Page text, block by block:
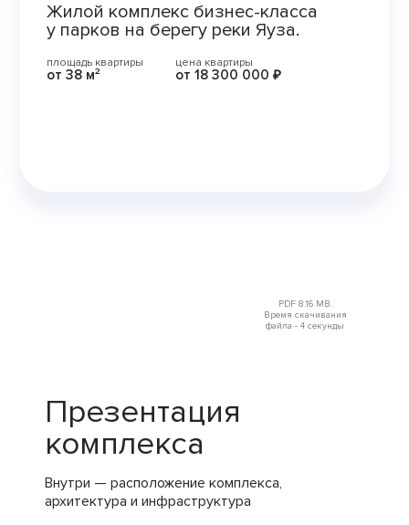
Жилой комплекс бизнес-класса
у парков на берегу реки Яуза.
площадь квартиры
от 38 м²
цена квартиры
от 18 300 000 ₽
PDF 8.16 MB.
Время скачивания
файла - 4 секунды
Презентация
комплекса
Внутри — расположение комплекса,
архитектура и инфраструктура